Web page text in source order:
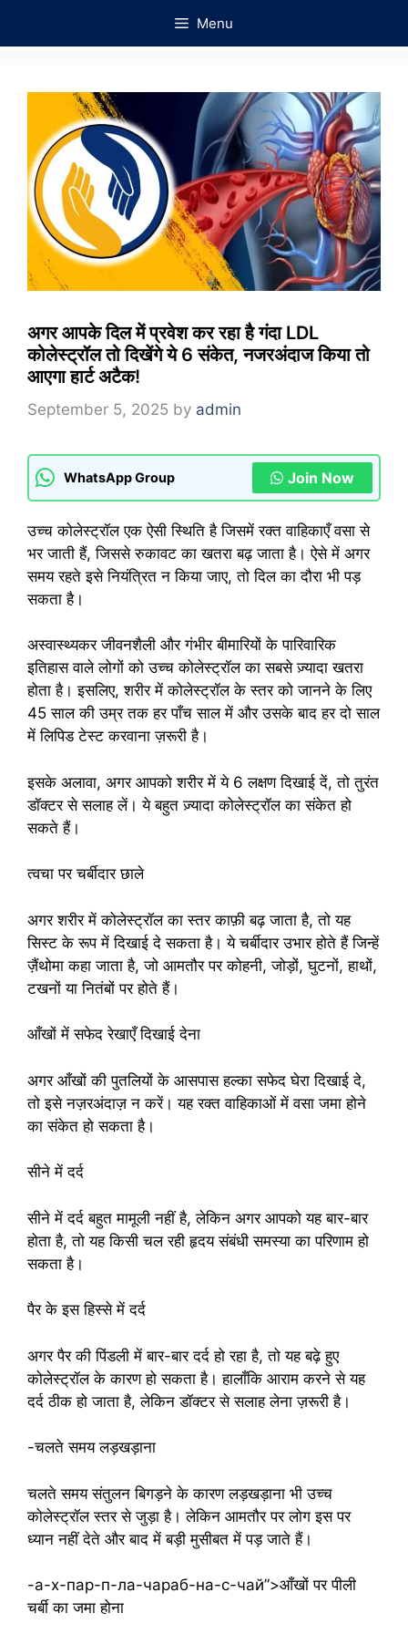
Menu
अगर आपके दिल में प्रवेश कर रहा है गंदा LDL
कोलेस्ट्रॉल तो दिखेंगे ये 6 संकेत, नजरअंदाज किया तो
आएगा हार्ट अटैक!
September 5, 2025 by admin
WhatsApp Group Join Now
उच्च कोलेस्ट्रॉल एक ऐसी स्थिति है जिसमें रक्त वाहिकाएँ वसा से
भर जाती हैं, जिससे रुकावट का खतरा बढ़ जाता है। ऐसे में अगर
समय रहते इसे नियंत्रित न किया जाए, तो दिल का दौरा भी पड़
सकता है।
अस्वास्थ्यकर जीवनशैली और गंभीर बीमारियों के पारिवारिक
इतिहास वाले लोगों को उच्च कोलेस्ट्रॉल का सबसे ज़्यादा खतरा
होता है। इसलिए, शरीर में कोलेस्ट्रॉल के स्तर को जानने के लिए
45 साल की उम्र तक हर पाँच साल में और उसके बाद हर दो साल
में लिपिड टेस्ट करवाना ज़रूरी है।
इसके अलावा, अगर आपको शरीर में ये 6 लक्षण दिखाई दें, तो तुरंत
डॉक्टर से सलाह लें। ये बहुत ज़्यादा कोलेस्ट्रॉल का संकेत हो
सकते हैं।
त्वचा पर चर्बीदार छाले
अगर शरीर में कोलेस्ट्रॉल का स्तर काफ़ी बढ़ जाता है, तो यह
सिस्ट के रूप में दिखाई दे सकता है। ये चर्बीदार उभार होते हैं जिन्हें
ज़ैंथोमा कहा जाता है, जो आमतौर पर कोहनी, जोड़ों, घुटनों, हाथों,
टखनों या नितंबों पर होते हैं।
आँखों में सफेद रेखाएँ दिखाई देना
अगर आँखों की पुतलियों के आसपास हल्का सफेद घेरा दिखाई दे,
तो इसे नज़रअंदाज़ न करें। यह रक्त वाहिकाओं में वसा जमा होने
का संकेत हो सकता है।
सीने में दर्द
सीने में दर्द बहुत मामूली नहीं है, लेकिन अगर आपको यह बार-बार
होता है, तो यह किसी चल रही हृदय संबंधी समस्या का परिणाम हो
सकता है।
पैर के इस हिस्से में दर्द
अगर पैर की पिंडली में बार-बार दर्द हो रहा है, तो यह बढ़े हुए
कोलेस्ट्रॉल के कारण हो सकता है। हालाँकि आराम करने से यह
दर्द ठीक हो जाता है, लेकिन डॉक्टर से सलाह लेना ज़रूरी है।
-चलते समय लड़खड़ाना
चलते समय संतुलन बिगड़ने के कारण लड़खड़ाना भी उच्च
कोलेस्ट्रॉल स्तर से जुड़ा है। लेकिन आमतौर पर लोग इस पर
ध्यान नहीं देते और बाद में बड़ी मुसीबत में पड़ जाते हैं।
-а-х-пар-п-ла-чараб-на-с-чай”>आँखों पर पीली
चर्बी का जमा होना